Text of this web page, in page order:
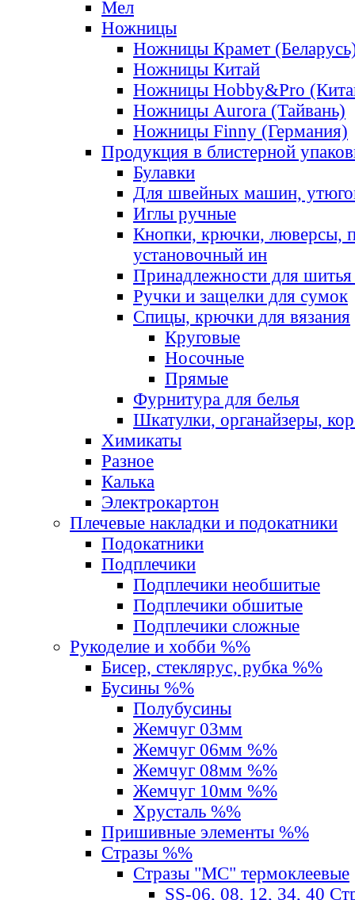
Мел
Ножницы
Ножницы Крамет
Ножницы Китай
Ножницы Hobby&Pro
Ножницы Aurora (Тайвань)
Ножницы Finny (Германия)
Продукция в блистерной
Булавки
Для швейных машин,
Иглы ручные
Кнопки, крючки, люверсы,
установочный ин
Принадлежности для шитья
Ручки и защелки для сумок
Спицы, крючки для вязания
Круговые
Носочные
Прямые
Фурнитура для белья
Шкатулки, органайзеры,
Химикаты
Разное
Калька
Электрокартон
Плечевые накладки и подокатники
Подокатники
Подплечики
Подплечики необшитые
Подплечики обшитые
Подплечики сложные
Рукоделие и хобби %%
Бисер, стеклярус, рубка %%
Бусины %%
Полубусины
Жемчуг 03мм
Жемчуг 06мм %%
Жемчуг 08мм %%
Жемчуг 10мм %%
Хрусталь %%
Пришивные элементы %%
Стразы %%
Стразы "MС" термоклеевые
SS-06, 08, 12, 34, 40